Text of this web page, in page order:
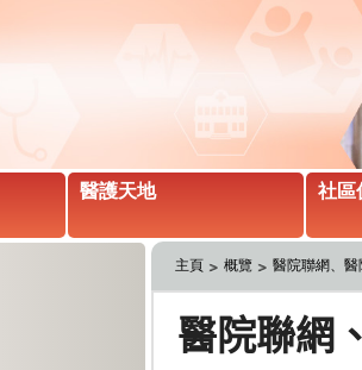
醫護天地 社區
主頁 概覽 醫院聯網、